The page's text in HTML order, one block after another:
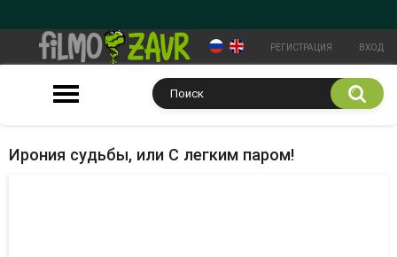
РЕГИСТРАЦИЯ ВХОД
Ирония судьбы, или С легким паром!